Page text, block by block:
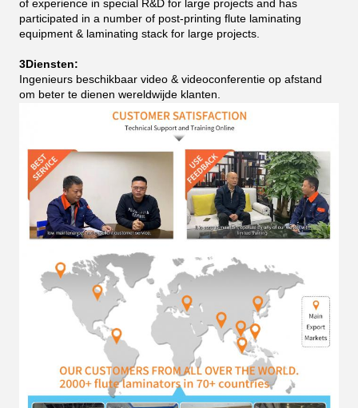
of experience in special R&D for large projects and has
participated in a number of post-printing flute laminating
equipment & laminating stack for large projects.
3Diensten:
Ingenieurs beschikbaar video & videoconferentie op afstand
om beter te dienen wereldwijde klanten.